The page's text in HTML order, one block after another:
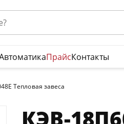
ПрайсКонтакты
Тепловая завеса